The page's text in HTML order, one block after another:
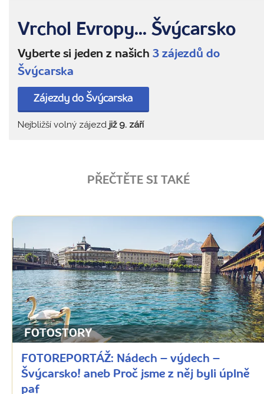
Vrchol Evropy... Švýcarsko
Vyberte si jeden z našich 3 zájezdů do
Švýcarska
Zájezdy do Švýcarska
Nejbližší volný zájezd již 9. září
PŘEČTĚTE SI TAKÉ
FOTOSTORY
FOTOREPORTÁŽ: Nádech – výdech –
Švýcarsko! aneb Proč jsme z něj byli úplně
paf